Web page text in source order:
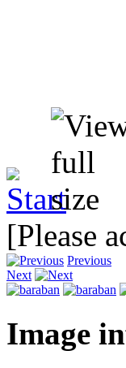
[Please
Previous
Next
Image